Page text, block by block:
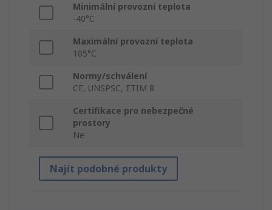
Minimální provozní teplota
-40°C
Maximální provozní teplota
105°C
Normy/schválení
CE, UNSPSC, ETIM 8
Certifikace pro nebezpečné
prostory
Ne
Najít podobné produkty